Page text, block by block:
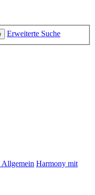
Erweiterte Suche
Harmony mit